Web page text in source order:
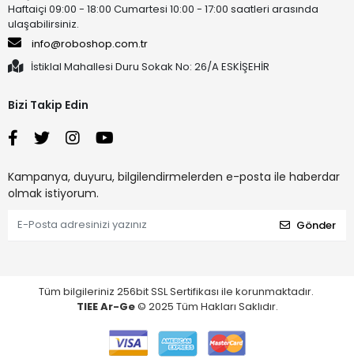
Haftaiçi 09:00 - 18:00 Cumartesi 10:00 - 17:00 saatleri arasında
ulaşabilirsiniz.
info@roboshop.com.tr
İstiklal Mahallesi Duru Sokak No: 26/A ESKİŞEHİR
Bizi Takip Edin
Kampanya, duyuru, bilgilendirmelerden e-posta ile haberdar
olmak istiyorum.
Gönder
Tüm bilgileriniz 256bit SSL Sertifikası ile korunmaktadır.
TIEE Ar-Ge© 2025 Tüm Hakları Saklıdır.